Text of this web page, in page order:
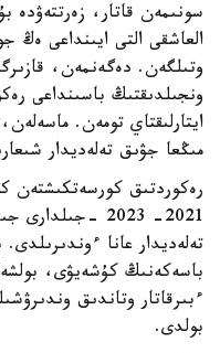
العاشقى التى ايىنداعى
وتىلگەن. دەگەنمەن،
ونجىلدىقتىڭ باسىنداعى
مىڭعا جۋىق تەلەديدار
رەكوردتىق كورسەتكىشتەن
تەلەديدار عانا
باسەكەنىڭ كۇشەيۋى،
ءبىرقاتار وتاندىق
بولدى.